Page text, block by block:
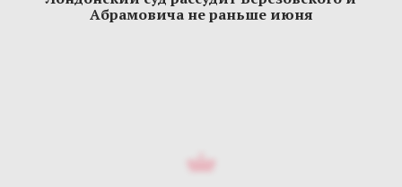
Абрамовича не раньше июня